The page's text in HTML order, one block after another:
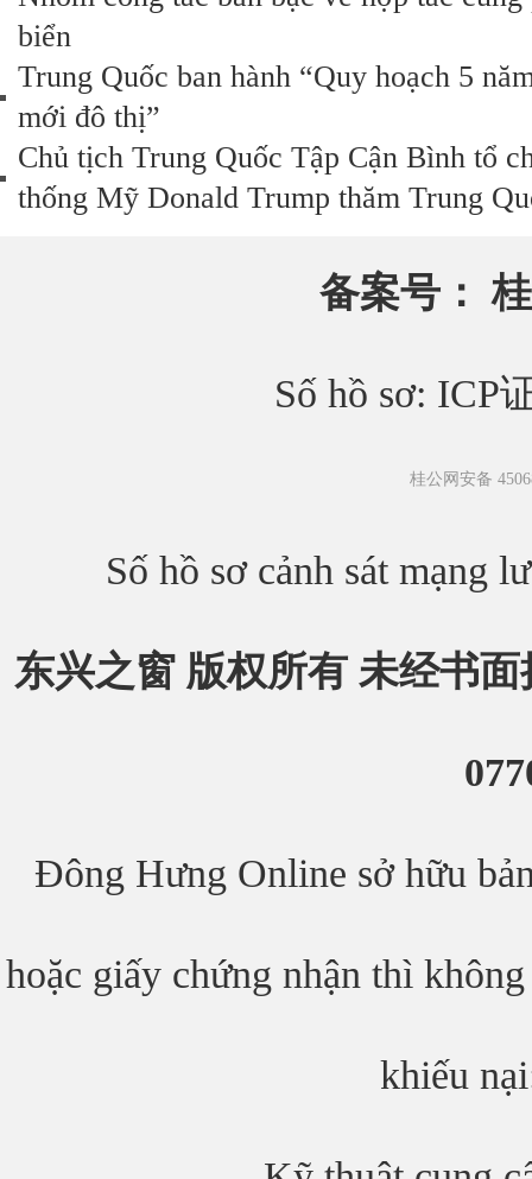
biển
Trung Quốc ban hành “Quy hoạch 5
mới đô thị”
Chủ tịch Trung Quốc Tập Cận Bình tổ
thống Mỹ Donald Trump thăm Trung
备案号：
Số hồ sơ: ICP
桂公网安备
Số hồ sơ cảnh sát mạng
东兴之窗 版权所有 未经书
Đông Hưng Online sở hữu
hoặc giấy chứng nhận thì
khiếu